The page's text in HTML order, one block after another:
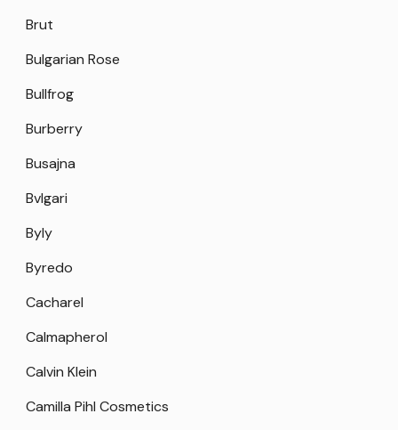
Brut
Bulgarian Rose
Bullfrog
Burberry
Busajna
Bvlgari
Byly
Byredo
Cacharel
Calmapherol
Calvin Klein
Camilla Pihl Cosmetics